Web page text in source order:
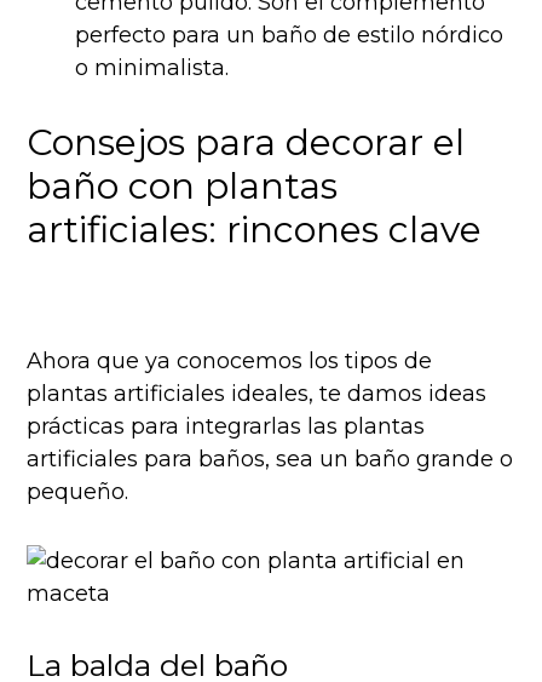
perfecto para un baño de estilo nórdico
o minimalista.
Consejos para decorar el
baño con plantas
artificiales: rincones clave
Ahora que ya conocemos los tipos de
plantas artificiales ideales, te damos ideas
prácticas para integrarlas las plantas
artificiales para baños, sea un baño grande o
pequeño.
La balda del baño